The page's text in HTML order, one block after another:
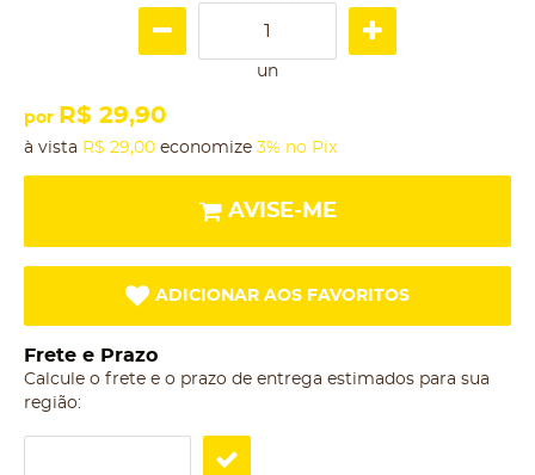
un
por R$ 29,90
à vista R$ 29,00 economize 3% no Pix
AVISE-ME
ADICIONAR AOS FAVORITOS
Frete e Prazo
Calcule o frete e o prazo de entrega estimados para sua
região: